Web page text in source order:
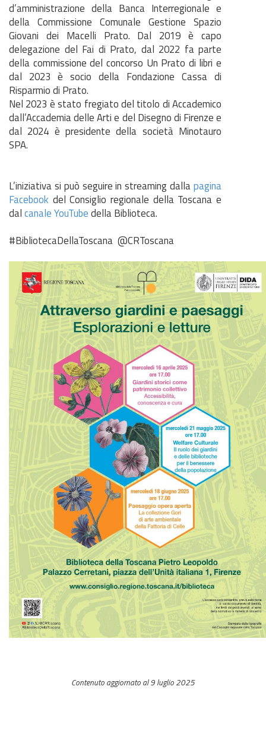
d’amministrazione della Banca Interregionale e
della Commissione Comunale Gestione Spazio
Giovani dei Macelli Prato. Dal 2019 è capo
delegazione del Fai di Prato, dal 2022 fa parte
della commissione del concorso Un Prato di libri e
dal 2023 è socio della Fondazione Cassa di
Risparmio di Prato.
Nel 2023 è stato fregiato del titolo di Accademico
dall’Accademia delle Arti e del Disegno di Firenze e
dal 2024 è presidente della società Minotauro
SPA.
L’iniziativa si può seguire in streaming dallapagina
Facebook del Consiglio regionale della Toscana e
dalcanale YouTubedella Biblioteca.
#BibliotecaDellaToscana @CRToscana
Contenuto aggiornato al 9 luglio 2025